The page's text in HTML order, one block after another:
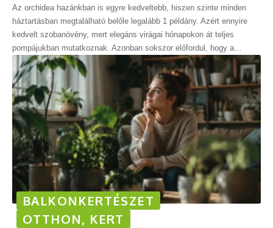
Az orchidea hazánkban is egyre kedveltebb, hiszen szinte minden
háztartásban megtalálható belőle legalább 1 példány. Azért ennyire
kedvelt szobanövény, mert elegáns virágai hónapokon át teljes
pompájukban mutatkoznak. Azonban sokszor előfordul, hogy a
BALKONKERTÉSZET
OTTHON, KERT